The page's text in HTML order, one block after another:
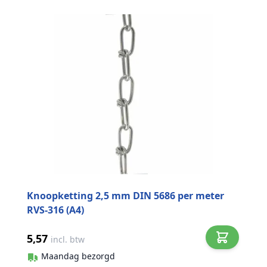
Knoopketting 2,5 mm DIN 5686 per meter
RVS-316 (A4)
5,57 incl. btw
Maandag bezorgd